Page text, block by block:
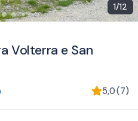
1/12
Volterra e San
5,0(7)